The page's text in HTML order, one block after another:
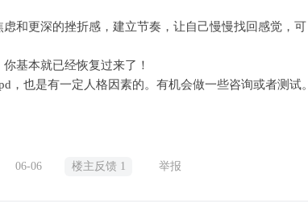
和更深的挫折感，建立节奏，让自己慢慢找回感觉，可
基本就已经恢复过来了！
，也是有一定人格因素的。有机会做一些咨询或者测试。
06-06 楼主反馈 1 举报